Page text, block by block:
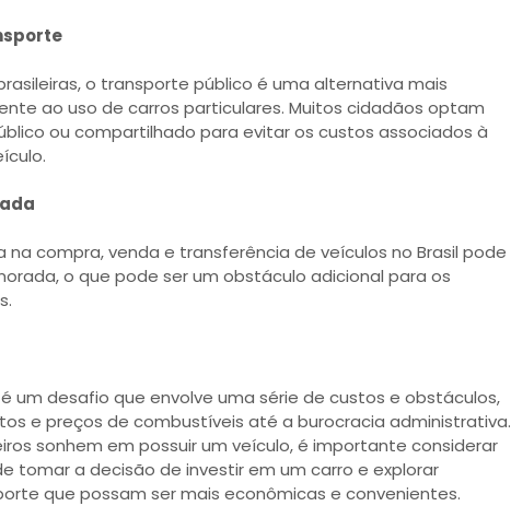
o transporte público é uma alternativa mais
ao uso de carros particulares. Muitos cidadãos optam
ou compartilhado para evitar os custos associados à
na compra, venda e transferência de veículos no Brasil pode
o que pode ser um obstáculo adicional para os
é um desafio que envolve uma série de custos e obstáculos,
e preços de combustíveis até a burocracia administrativa.
sonhem em possuir um veículo, é importante considerar
tomar a decisão de investir em um carro e explorar
que possam ser mais econômicas e convenientes.